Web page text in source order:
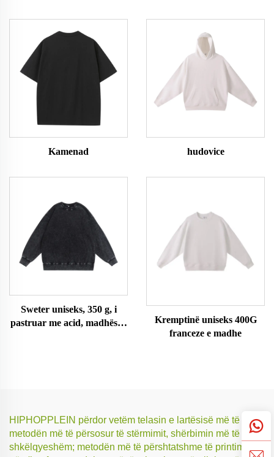
Kamenad hudovice
Sweter uniseks, 350 g, i
pastruar me acid, madhësi e
Kremptinë uniseks 400G
franceze e madhe
HIPHOPPLEIN përdor vetëm telasin e lartësisë më të mirë,
metodën më të përsosur të stërmimit, shërbimin më të
shkëlqyeshëm; metodën më të përshtatshme të printimit,